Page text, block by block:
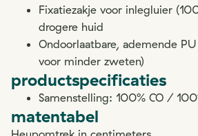
Fixatiezakje voor inlegluier
drogere huid
Ondoorlaatbare, ademende
voor minder zweten)
productspecificaties
Samenstelling: 100% CO /
matentabel